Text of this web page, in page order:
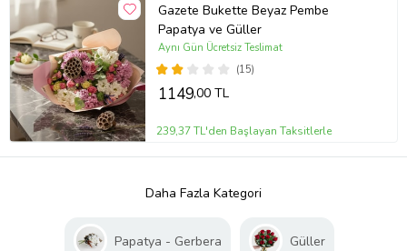
Gazete Bukette Beyaz Pembe
Papatya ve Güller
(15)
Aynı Gün Ücretsiz Teslimat
1149,00 TL
239,37 TL'den Başlayan Taksitlerle
Daha Fazla Kategori
Papatya - Gerbera Güller